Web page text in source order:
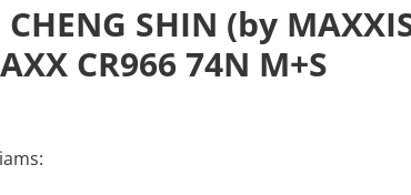
SHIN (by
CR966 74N M+S